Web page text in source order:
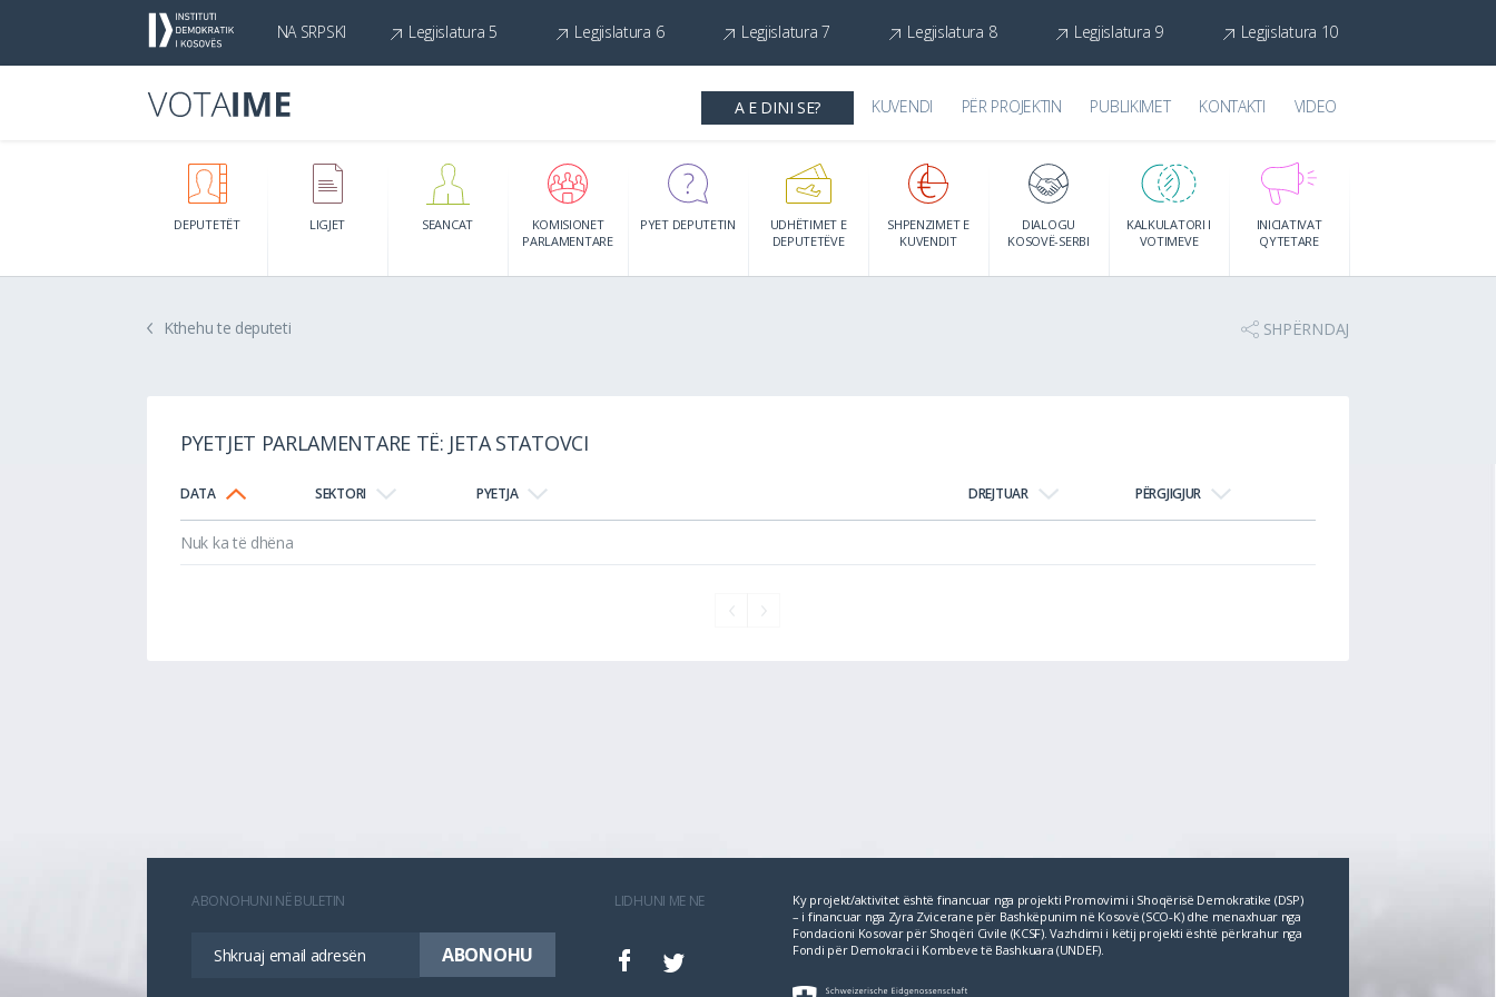
NA SRPSKI Legjislatura 5 Legjislatura 6 Legjislatura 7 Legjislatura 8 Legjislatura 9 Legjislatura 10
A E DINI SE? KUVENDI PËR PROJEKTIN PUBLIKIMET KONTAKTI VIDEO
DEPUTETËT LIGJET SEANCAT
KOMISIONET
PARLAMENTARE
PYET DEPUTETIN
UDHËTIMET E
DEPUTETËVE
SHPENZIMET E
KUVENDIT
DIALOGU
KOSOVË-SERBI
KALKULATORI I
VOTIMEVE
INICIATIVAT
QYTETARE
Kthehu te deputeti SHPËRNDAJ
PYETJET PARLAMENTARE TË: JETA STATOVCI
DATA SEKTORI PYETJA DREJTUAR PËRGJIGJUR
Nuk ka të dhëna
ABONOHUNI NË BULETIN LIDHUNI ME NE
Ky projekt/aktivitet është financuar nga projekti Promovimi i Shoqërisë Demokratike (DSP)
– i financuar nga Zyra Zvicerane për Bashkëpunim në Kosovë (SCO‐K) dhe menaxhuar nga
Fondacioni Kosovar për Shoqëri Civile (KCSF). Vazhdimi i këtij projekti është përkrahur nga
Fondi për Demokraci i Kombeve të Bashkuara (UNDEF).